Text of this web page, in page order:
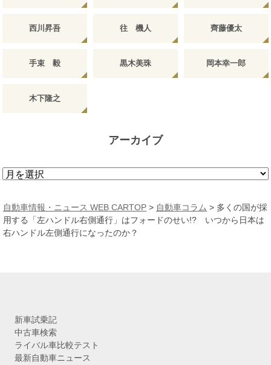
西川昇吾 往 機人 齊藤優太
手束 毅 黒木美珠 岡本幸一郎
木下隆之
アーカイブ
ア
カ
イ
ブ
自動車情報・ニュース WEB CARTOP > 自動車コラム > 多くの国が採
用する「左ハンドル右側通行」はフォードのせい!? いつから日本は
右ハンドル左側通行になったのか？
新車試乗記
中古車検索
ライバル車比較テスト
最新自動車ニュース